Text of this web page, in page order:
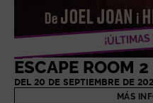
ESCAPE ROOM 2
DEL 20 DE SEPTIEMBRE DE
MÁS